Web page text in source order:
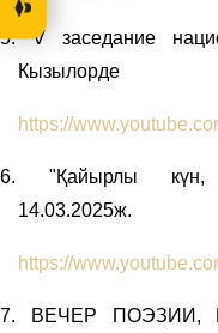
V заседание
Кызылорде
https://
"Қайырлы күн,
14.03.2025ж.
https://
ВЕЧЕР ПОЭЗИИ,